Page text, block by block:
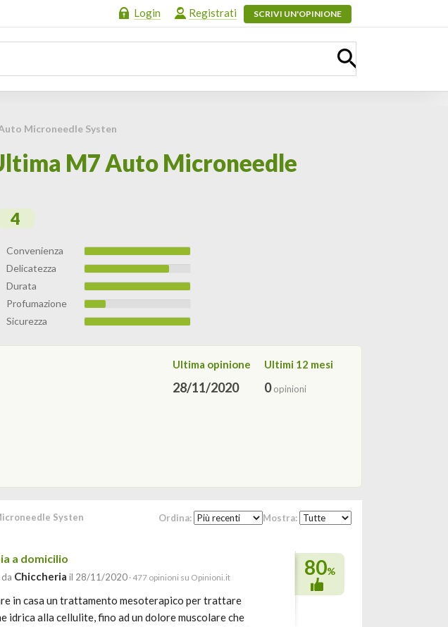
Login Registrati SCRIVI UN'OPINIONE
Microneedle Systen
M7 Auto Microneedle
4
Convenienza
Delicatezza
Durata
Profumazione
Sicurezza
Ultima opinione
28/11/2020
Ultimi 12 mesi
0opinioni
Systen Ordina: Mostra:
a domicilio
Chiccheria il 28/11/2020 · 477 opinioni su Opinioni.it
in casa un trattamento mesoterapico per trattare
idrica alla cellulite, fino ad un dolore muscolare che
80%